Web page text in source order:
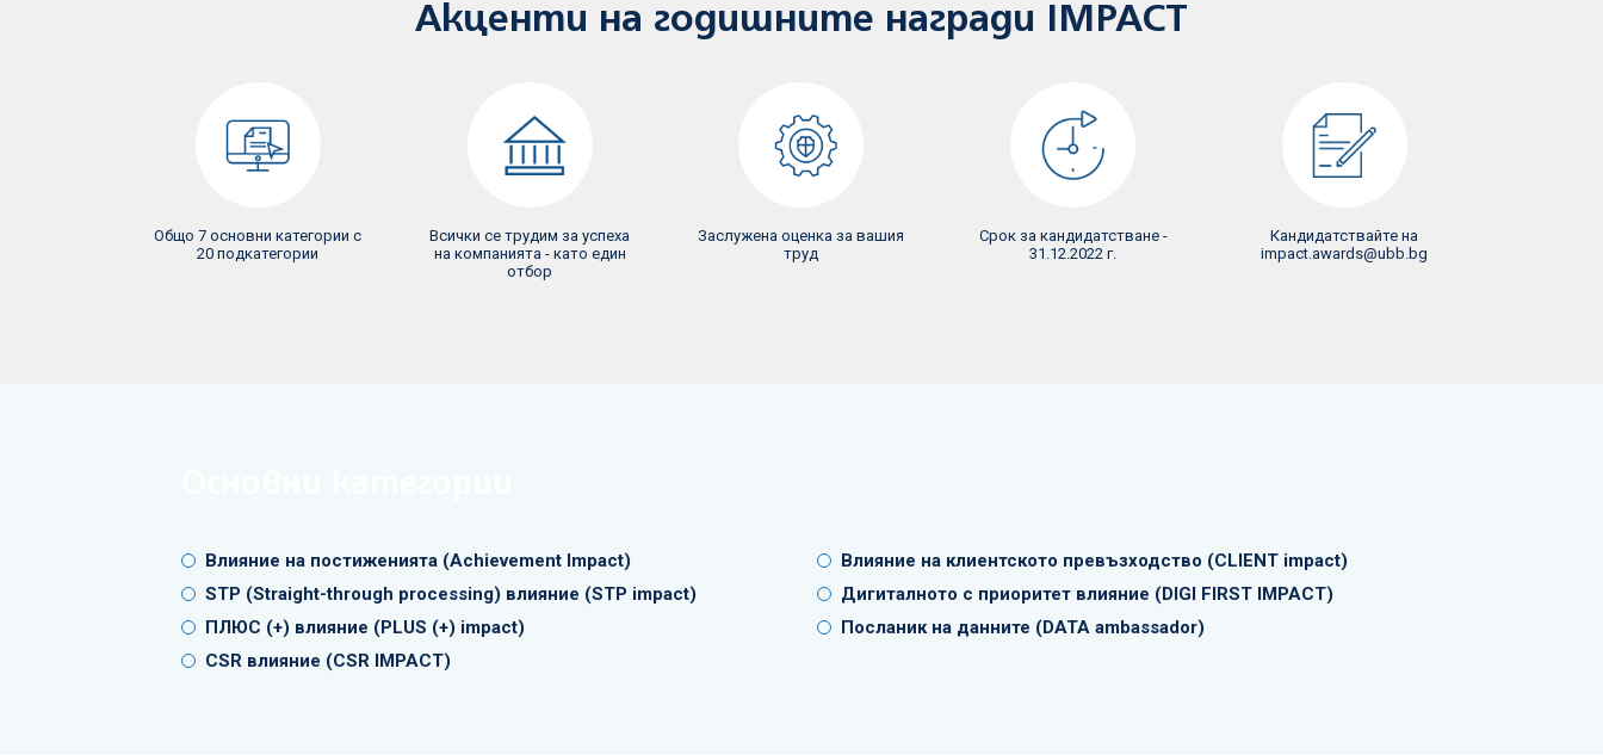
Акценти на годишните награди IMPACT
Общо 7 основни категории с
20 подкатегории
Всички се трудим за успеха
на компанията - като един
отбор
Заслужена оценка за вашия
труд
Срок за кандидатстване -
31.12.2022 г.
Кандидатствайте на
impact.awards@ubb.bg
Влияние на постиженията (Achievement Impact)
STP (Straight-through processing) влияние (STP impact)
ПЛЮС (+) влияние (PLUS (+) impact)
CSR влияние (CSR IMPACT)
Влияние на клиентското превъзходство (CLIENT impact)
Дигиталното с приоритет влияние (DIGI FIRST IMPACT)
Посланик на данните (DATA ambassador)